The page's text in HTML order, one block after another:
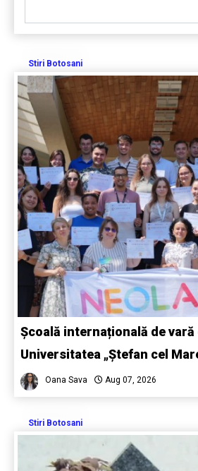
Stiri Botosani
Școală internațională de
Universitatea „Ștefan cel
Oana Sava Aug 07, 2026
Stiri Botosani